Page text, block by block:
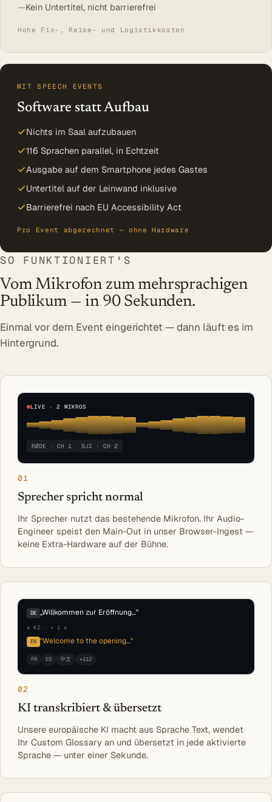
Kein Untertitel, nicht barrierefrei
Hohe Fix-, Reise- und Logistikkosten
MIT SPEECH EVENTS
Software statt Aufbau
Nichts im Saal aufzubauen
116 Sprachen parallel, in Echtzeit
Ausgabe auf dem Smartphone jedes Gastes
Untertitel auf der Leinwand inklusive
Barrierefrei nach EU Accessibility Act
Pro Event abgerechnet — ohne Hardware
SO FUNKTIONIERT'S
Vom Mikrofon zum mehrsprachigen
Publikum — in 90 Sekunden.
Einmal vor dem Event eingerichtet — dann läuft es im
Hintergrund.
LIVE · 2 MIKROS
RØDE · CH 1 DJI · CH 2
01
Sprecher spricht normal
Ihr Sprecher nutzt das bestehende Mikrofon. Ihr Audio-
Engineer speist den Main-Out in unser Browser-Ingest —
keine Extra-Hardware auf der Bühne.
DE „Willkommen zur Eröffnung…"
↓ KI · < 1 s
EN "Welcome to the opening…"
FR ES 中文 +112
02
KI transkribiert & übersetzt
Unsere europäische KI macht aus Sprache Text, wendet
Ihr Custom Glossary an und übersetzt in jede aktivierte
Sprache — unter einer Sekunde.